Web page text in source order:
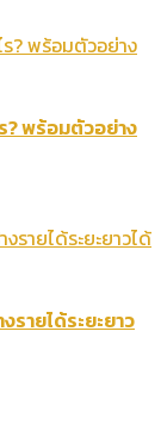
? พร้อมตัวอย่าง
ายได้ระยะยาว